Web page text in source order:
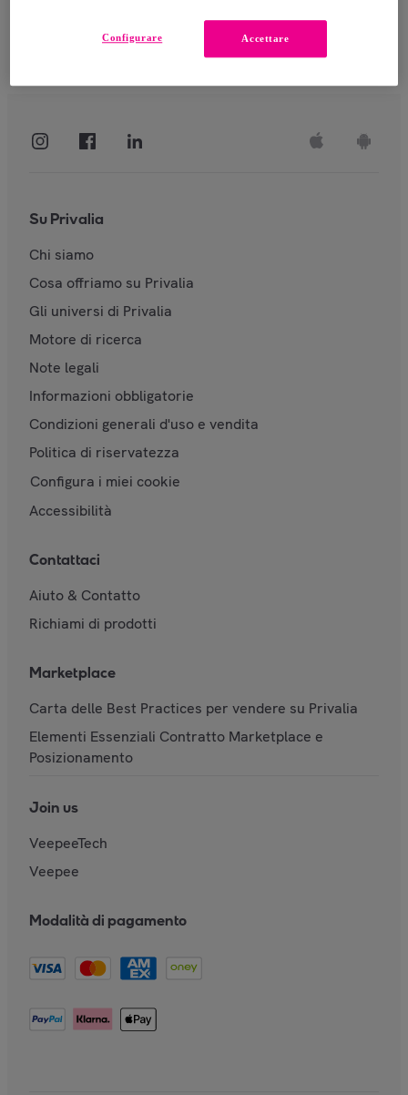
Su Privalia
Chi siamo
Cosa offriamo su Privalia
Gli universi di Privalia
Motore di ricerca
Note legali
Informazioni obbligatorie
Condizioni generali d'uso e vendita
Politica di riservatezza
Configura i miei cookie
Accessibilità
Contattaci
Aiuto & Contatto
Richiami di prodotti
Marketplace
Carta delle Best Practices per vendere su Privalia
Elementi Essenziali Contratto Marketplace e
Posizionamento
Join us
VeepeeTech
Veepee
Modalità di pagamento
Accettare
Configurare